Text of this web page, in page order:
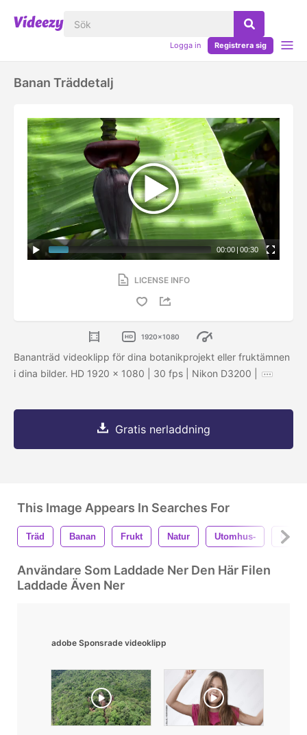
Logga in Registrera sig
Banan Träddetalj
00:00 | 00:30
LICENSE INFO
1920x1080
Bananträd videoklipp för dina botanikprojekt eller fruktämnen
i dina bilder. HD 1920 x 1080 | 30 fps | Nikon D3200 |
Gratis nerladdning
This Image Appears In Searches For
Träd Banan Frukt Natur Utomhus-
Användare Som Laddade Ner Den Här Filen
Laddade Även Ner
adobe Sponsrade videoklipp